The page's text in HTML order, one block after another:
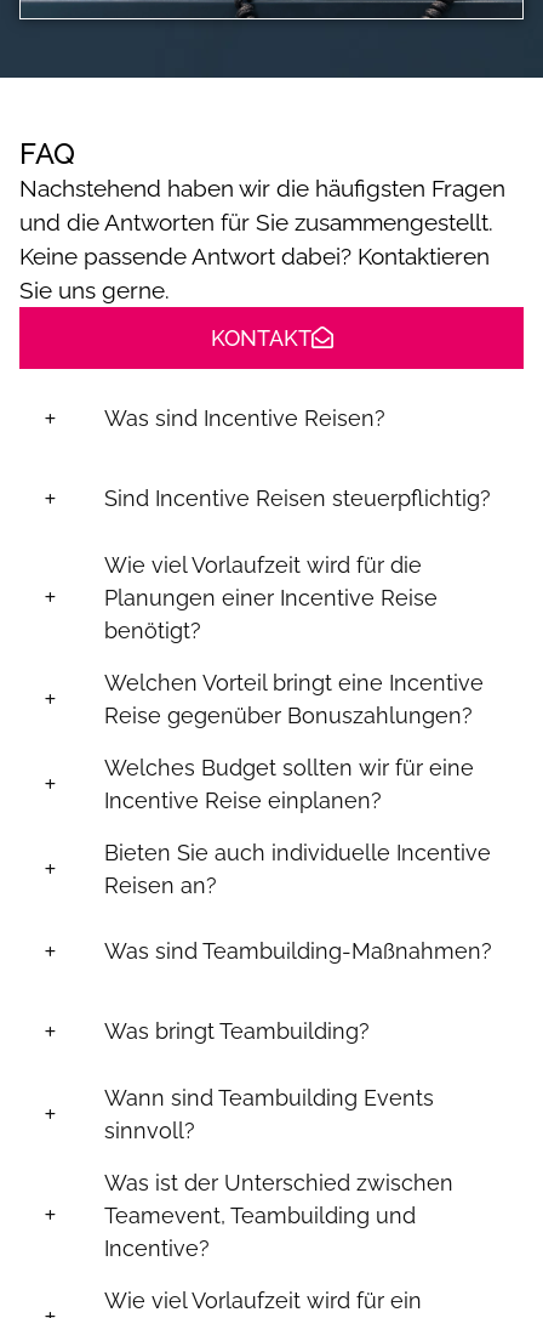
FAQ
Nachstehend haben wir die häufigsten Fragen
und die Antworten für Sie zusammengestellt.
Keine passende Antwort dabei? Kontaktieren
Sie uns gerne.
KONTAKT
Was sind Incentive Reisen?
Sind Incentive Reisen steuerpflichtig?
Wie viel Vorlaufzeit wird für die
Planungen einer Incentive Reise
benötigt?
Welchen Vorteil bringt eine Incentive
Reise gegenüber Bonuszahlungen?
Welches Budget sollten wir für eine
Incentive Reise einplanen?
Bieten Sie auch individuelle Incentive
Reisen an?
Was sind Teambuilding-Maßnahmen?
Was bringt Teambuilding?
Wann sind Teambuilding Events
sinnvoll?
Was ist der Unterschied zwischen
Teamevent, Teambuilding und
Incentive?
Wie viel Vorlaufzeit wird für ein